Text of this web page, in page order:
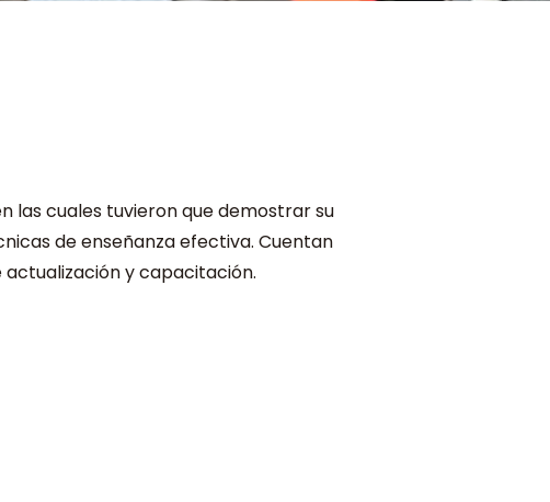
las cuales tuvieron que demostrar su
de enseñanza efectiva. Cuentan
y capacitación.